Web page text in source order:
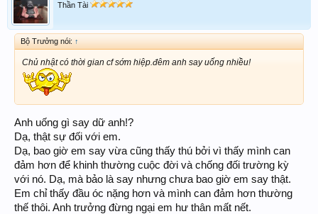
Thần Tài
Bộ Trưởng nói: ↑
Chủ nhật có thời gian cf sớm hiệp.đêm anh say uống nhiều!
Anh uống gì say dữ anh!?
Dạ, thật sự đối với em.
Dạ, bao giờ em say vừa cũng thấy thú bởi vì thấy mình can
đảm hơn để khinh thường cuộc đời và chống đối trường kỳ
với nó. Dạ, mà bảo là say nhưng chưa bao giờ em say thật.
Em chỉ thấy đầu óc nặng hơn và mình can đảm hơn thường
thế thôi. Anh trưởng đừng ngại em hư thân mất nết.